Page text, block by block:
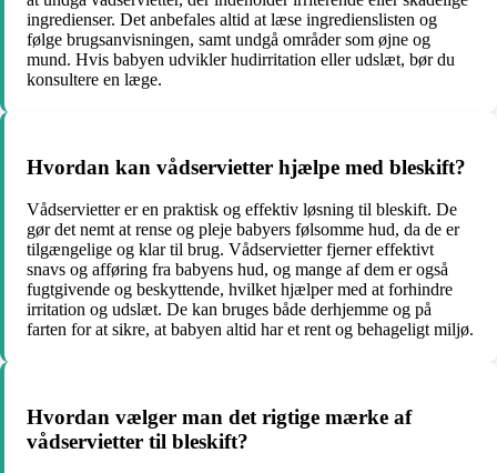
ingredienser. Det anbefales altid at læse ingredienslisten og
følge brugsanvisningen, samt undgå områder som øjne og
mund. Hvis babyen udvikler hudirritation eller udslæt, bør du
konsultere en læge.
Hvordan kan vådservietter hjælpe med bleskift?
Vådservietter er en praktisk og effektiv løsning til bleskift. De
gør det nemt at rense og pleje babyers følsomme hud, da de er
tilgængelige og klar til brug. Vådservietter fjerner effektivt
snavs og afføring fra babyens hud, og mange af dem er også
fugtgivende og beskyttende, hvilket hjælper med at forhindre
irritation og udslæt. De kan bruges både derhjemme og på
farten for at sikre, at babyen altid har et rent og behageligt miljø.
Hvordan vælger man det rigtige mærke af
vådservietter til bleskift?